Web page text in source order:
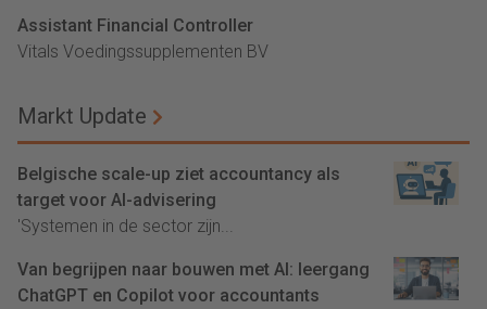
Assistant Financial Controller
Vitals Voedingssupplementen BV
Markt Update
Belgische scale-up ziet accountancy als
target voor AI-advisering
'Systemen in de sector zijn...
Van begrijpen naar bouwen met AI: leergang
ChatGPT en Copilot voor accountants